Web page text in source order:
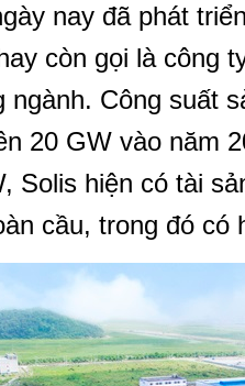
nay đã phát
còn gọi là công
ngành. Công suất
20 GW vào năm
Solis hiện có tài
cầu, trong đó có